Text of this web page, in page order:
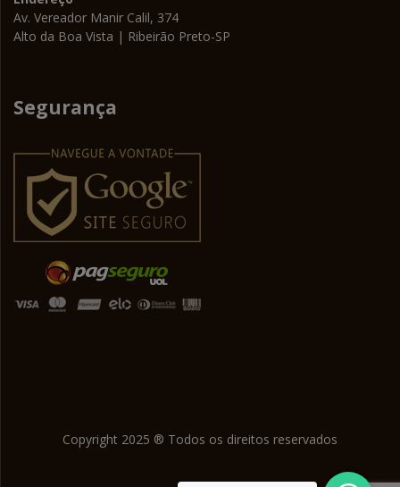
Av. Vereador Manir Calil, 374
Alto da Boa Vista | Ribeirão Preto-SP
Segurança
Copyright 2025 ® Todos os direitos reservados